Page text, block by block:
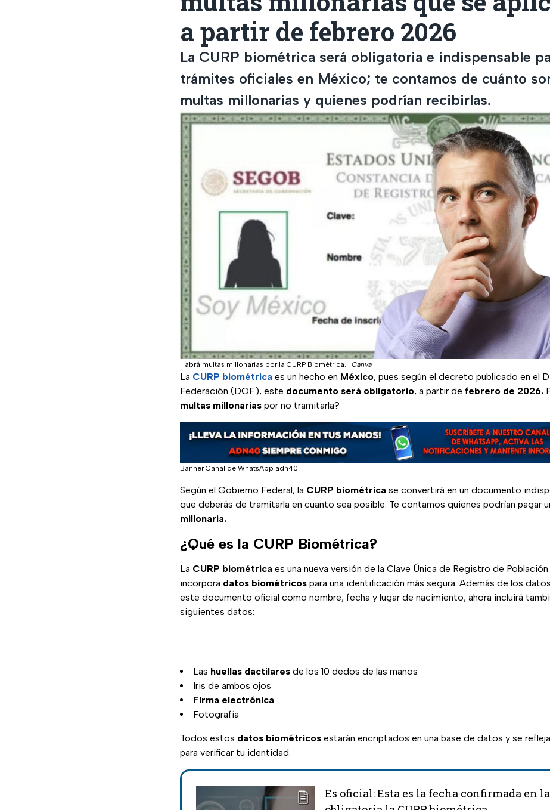
a partir de febrero 2026
La CURP biométrica será obligatoria e indispensable
trámites oficiales en México; te contamos de cuánto
multas millonarias y quienes podrían recibirlas.
Habrá multas millonarias por la CURP Biométrica. Canva
La CURP biométrica es un hecho en México, pues según el decreto publicado en el
Federación (DOF), este documento será obligatorio, a partir de febrero de 2026.
multas millonarias por no tramitarla?
Banner Canal de WhatsApp adn40
Según el Gobierno Federal, la CURP biométrica se convertirá en un documento
que deberás de tramitarla en cuanto sea posible. Te contamos quienes podrían pagar
millonaria.
¿Qué es la CURP Biométrica?
La CURP biométrica es una nueva versión de la Clave Única de Registro de
incorpora datos biométricos para una identificación más segura. Además de los
este documento oficial como nombre, fecha y lugar de nacimiento, ahora incluirá
siguientes datos:
Las huellas dactilares de los 10 dedos de las manos
Iris de ambos ojos
Firma electrónica
Fotografía
Todos estos datos biométricos estarán encriptados en una base de datos y se
para verificar tu identidad.
Es oficial: Esta es la fecha confirmada en